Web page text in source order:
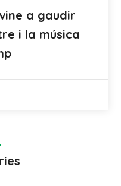
a gaudir
i la música